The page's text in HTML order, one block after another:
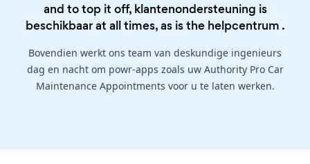
and to top it off, klantenondersteuning is
beschikbaar at all times, as is the helpcentrum .
Bovendien werkt ons team van deskundige ingenieurs
dag en nacht om powr-apps zoals uw Authority Pro Car
Maintenance Appointments voor u te laten werken.